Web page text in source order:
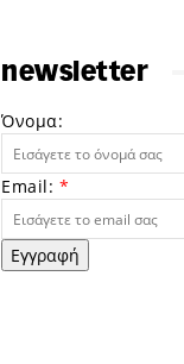
newsletter
Όνομα:
Email: *
Εγγραφή